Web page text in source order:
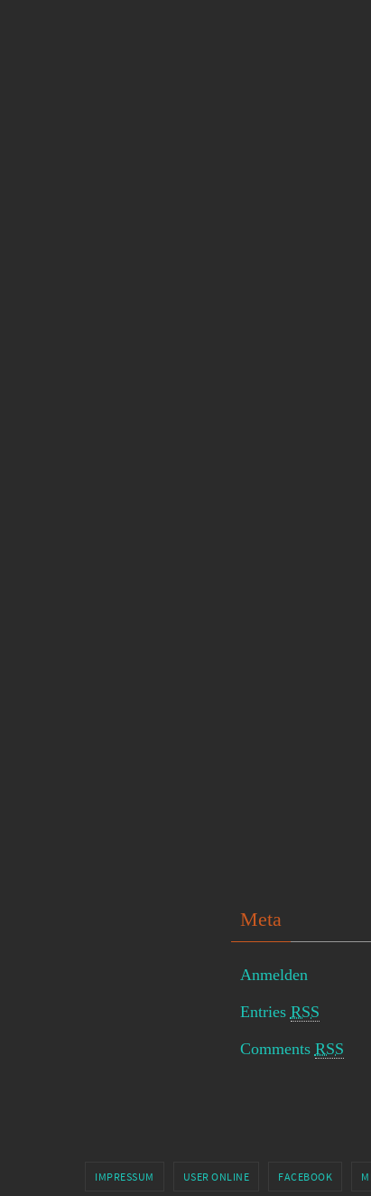
Meta
Anmelden
Entries RSS
Comments RSS
IMPRESSUM USER ONLINE FACEBOOK